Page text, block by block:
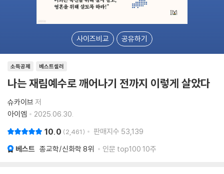
사이즈비교 공유하기
소득공제 베스트셀러
나는 재림예수로 깨어나기 전까지 이렇게 살았다
슈카이브 저
아이엠
2025.06.30.
10.0 2,461 판매지수 53,139
베스트 종교학/신화학 8위 인문 top100 10주